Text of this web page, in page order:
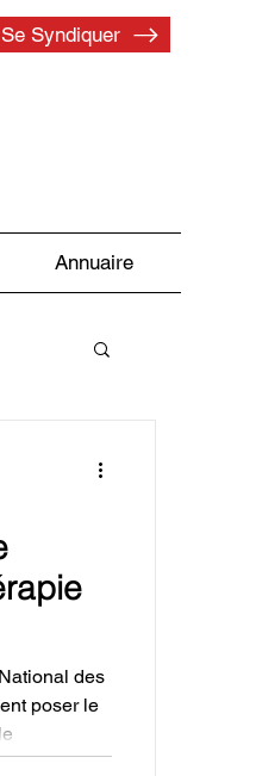
Se Syndiquer
Annuaire
des
poser le